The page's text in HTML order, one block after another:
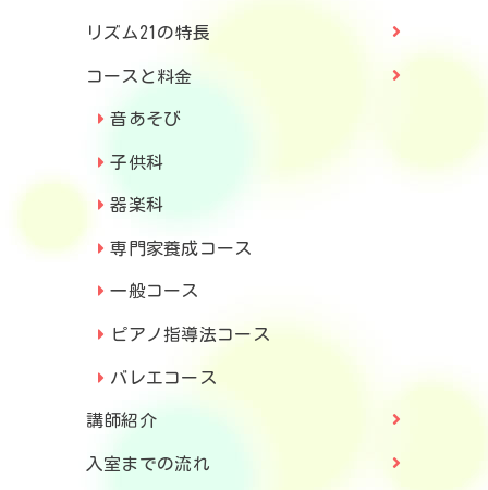
リズム21の特長
コースと料金
音あそび
子供科
器楽科
専門家養成コース
一般コース
ピアノ指導法コース
バレエコース
講師紹介
入室までの流れ